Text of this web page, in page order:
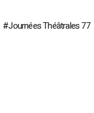
Journées Théâtrales 77